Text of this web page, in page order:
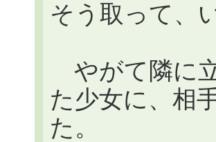
そう取って
やがて隣に
た少女に、相
た。